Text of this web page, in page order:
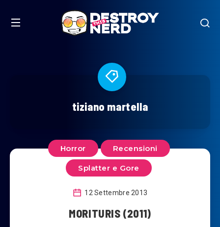
tiziano martella
Horror Recensioni
Splatter e Gore
12 Settembre 2013
MORITURIS (2011)